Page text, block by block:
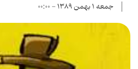
جمعه ۱ بهمن ۱۳۸۹ - ۰۰:۰۰